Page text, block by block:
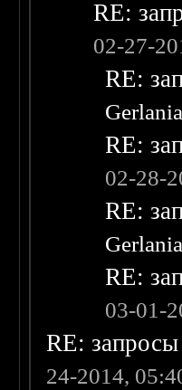
RE:
02-27-
RE:
Gerlania
RE:
02-28-
RE:
Gerlania
RE:
03-01-
RE:
24-2014,